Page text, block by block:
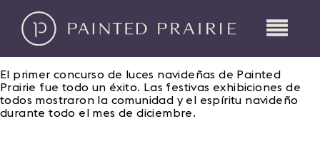
El primer concurso de luces navideñas de Painted
Prairie fue todo un éxito. Las festivas exhibiciones de
todos mostraron la comunidad y el espíritu navideño
durante todo el mes de diciembre.